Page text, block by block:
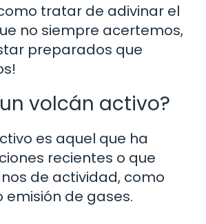
tratar de adivinar el
no siempre acertemos,
preparados que
volcán activo?
es aquel que ha
recientes o que
de actividad, como
emisión de gases.